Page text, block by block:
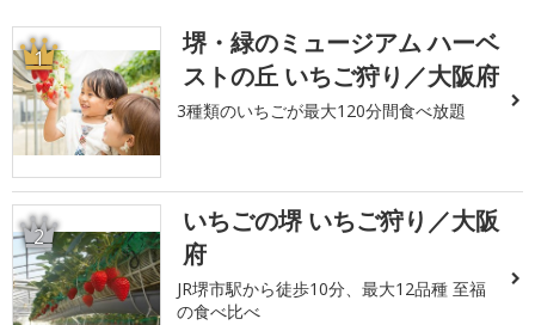
1
堺・緑のミュージアム ハーベ
ストの丘 いちご狩り／大阪府
3種類のいちごが最大120分間食べ放題
2
いちごの堺 いちご狩り／大阪
府
JR堺市駅から徒歩10分、最大12品種 至福
の食べ比べ